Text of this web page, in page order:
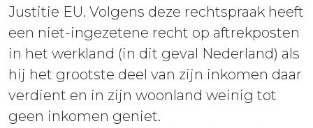
Justitie EU. Volgens deze rechtspraak heeft
een niet-ingezetene recht op aftrekposten
in het werkland (in dit geval Nederland) als
hij het grootste deel van zijn inkomen daar
verdient en in zijn woonland weinig tot
geen inkomen geniet.